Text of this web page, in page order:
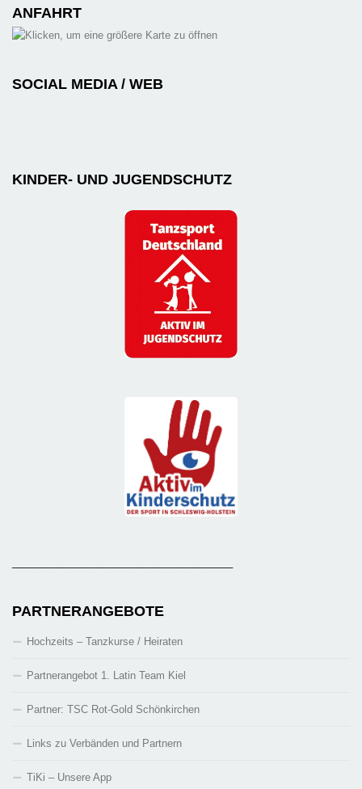
ANFAHRT
SOCIAL MEDIA / WEB
KINDER- UND JUGENDSCHUTZ
PARTNERANGEBOTE
Hochzeits – Tanzkurse / Heiraten
Partnerangebot 1. Latin Team Kiel
Partner: TSC Rot-Gold Schönkirchen
Links zu Verbänden und Partnern
TiKi – Unsere App